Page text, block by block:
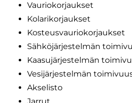
Vauriokorjaukset
Kolarikorjaukset
Kosteusvauriokorjaukset
Sähköjärjestelmän
Kaasujärjestelmän
Vesijärjestelmän
Akselisto